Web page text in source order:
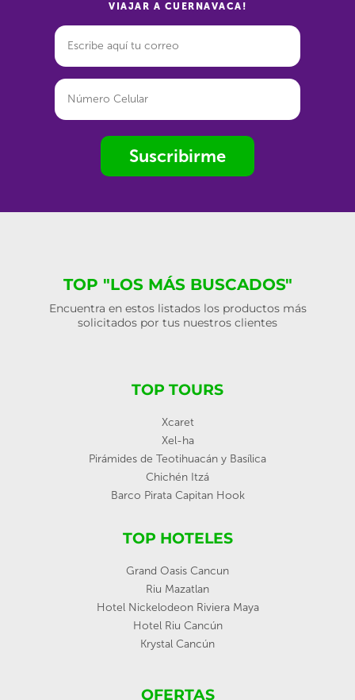
VIAJAR A CUERNAVACA!
Suscribirme
TOP "LOS MÁS BUSCADOS"
Encuentra en estos listados los productos más
solicitados por tus nuestros clientes
TOP TOURS
Xcaret
Xel-ha
Pirámides de Teotihuacán y Basílica
Chichén Itzá
Barco Pirata Capitan Hook
TOP HOTELES
Grand Oasis Cancun
Riu Mazatlan
Hotel Nickelodeon Riviera Maya
Hotel Riu Cancún
Krystal Cancún
OFERTAS